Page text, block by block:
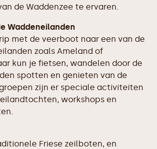
de Waddenzee te ervaren.
Waddeneilanden
met de veerboot naar een van de
zoals Ameland of
kun je fietsen, wandelen door de
spotten en genieten van de
zijn er speciale activiteiten
workshops en
Friese zeilboten, en